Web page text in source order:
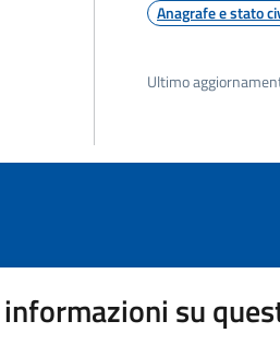
Anagrafe e stato
Ultimo
su